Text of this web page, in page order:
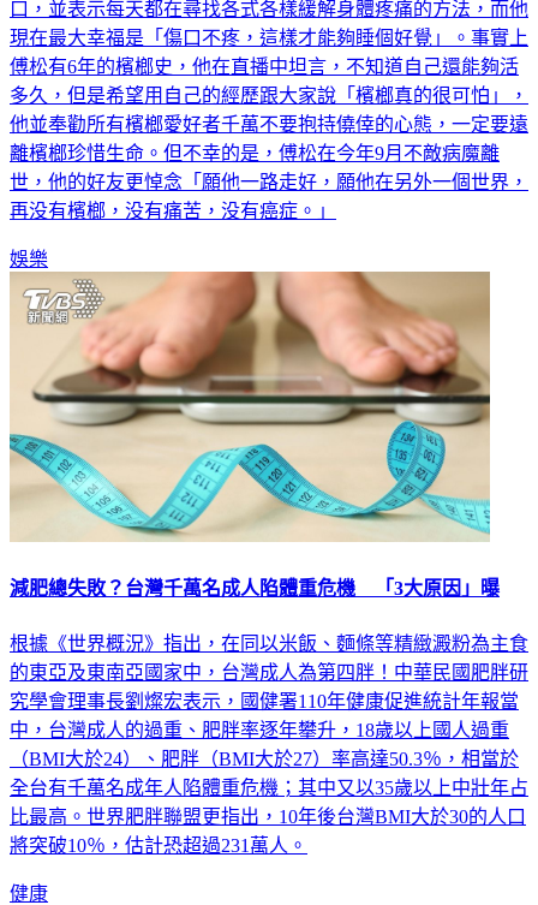
口，並表示每天都在尋找各式各樣緩解身體疼痛的方法，而他
現在最大幸福是「傷口不疼，這樣才能夠睡個好覺」。事實上
傅松有6年的檳榔史，他在直播中坦言，不知道自己還能夠活
多久，但是希望用自己的經歷跟大家說「檳榔真的很可怕」，
他並奉勸所有檳榔愛好者千萬不要抱持僥倖的心態，一定要遠
離檳榔珍惜生命。但不幸的是，傅松在今年9月不敵病魔離
世，他的好友更悼念「願他一路走好，願他在另外一個世界，
再没有檳榔，没有痛苦，没有癌症。」
娛樂
減肥總失敗？台灣千萬名成人陷體重危機 「3大原因」曝
根據《世界概況》指出，在同以米飯、麵條等精緻澱粉為主食
的東亞及東南亞國家中，台灣成人為第四胖！中華民國肥胖研
究學會理事長劉燦宏表示，國健署110年健康促進統計年報當
中，台灣成人的過重、肥胖率逐年攀升，18歲以上國人過重
（BMI大於24）、肥胖（BMI大於27）率高達50.3％，相當於
全台有千萬名成年人陷體重危機；其中又以35歲以上中壯年占
比最高。世界肥胖聯盟更指出，10年後台灣BMI大於30的人口
將突破10％，估計恐超過231萬人。
健康